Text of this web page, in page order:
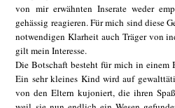
von mir erwähnten Inserate weder
gehässig reagieren. Für mich sind diese
notwendigen Klarheit auch Träger von
gilt mein Interesse.
Die Botschaft besteht für mich in einem
Ein sehr kleines Kind wird auf
von den Eltern kujoniert, die ihren